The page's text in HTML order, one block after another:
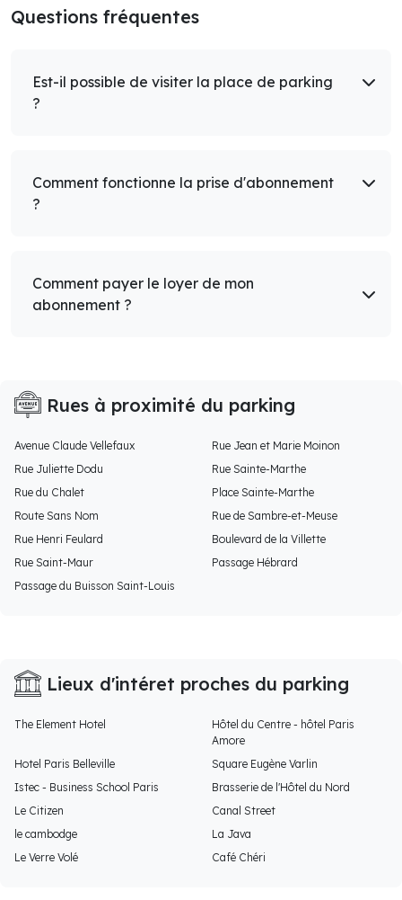
Questions fréquentes
Est-il possible de visiter la place de parking
?
Comment fonctionne la prise d'abonnement
?
Comment payer le loyer de mon
abonnement ?
Rues à proximité du parking
Avenue Claude Vellefaux
Rue Jean et Marie Moinon
Rue Juliette Dodu
Rue Sainte-Marthe
Rue du Chalet
Place Sainte-Marthe
Route Sans Nom
Rue de Sambre-et-Meuse
Rue Henri Feulard
Boulevard de la Villette
Rue Saint-Maur
Passage Hébrard
Passage du Buisson Saint-Louis
Lieux d'intéret proches du parking
The Element Hotel
Hôtel du Centre - hôtel Paris
Amore
Hotel Paris Belleville
Square Eugène Varlin
Istec - Business School Paris
Brasserie de l'Hôtel du Nord
Le Citizen
Canal Street
le cambodge
La Java
Le Verre Volé
Café Chéri